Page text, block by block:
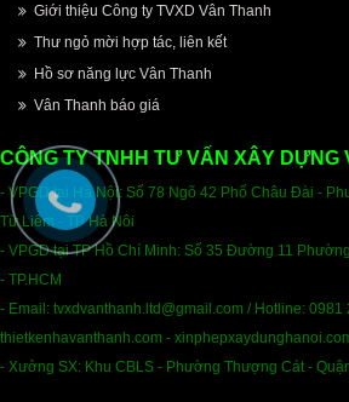
Giới thiệu Công ty TVXD Vân Thanh
Thư ngỏ mời hợp tác, liên kết
Hồ sơ năng lực Vân Thanh
Vân Thanh báo giá
CÔNG TY TNHH TƯ VẤN XÂY DỰNG
- VPGD tại Hà Nội: Số 78 Ngõ 42 Phố Châu Đài -
Từ Liêm - TP Hà Nôi
- VPGD tại TP Hồ Chí Minh: Số 35 Đường 11
- TP.HCM
- Email : tvxdvanthanh.ltd@gmail.com / Hotline: 0981
thietkenhavanthanh.com -
- Xưởng SX: Khu CBLS - Phường Thượng Cát -